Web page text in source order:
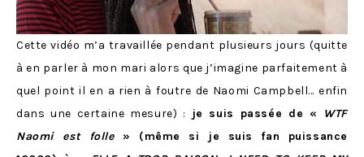
Cette vidéo m’a travaillée pendant plusieurs jours (quitte
à en parler à mon mari alors que j’imagine parfaitement à
quel point il en a rien à foutre de Naomi Campbell… enfin
dans une certaine mesure) :
je suis passée de «
WTF
Naomi est folle» (même si je suis fan puissance